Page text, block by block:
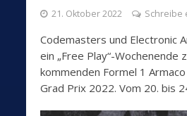
21. Oktober 2022 Schreibe
Codemasters und Electronic
ein „Free Play“-Wochenende
kommenden Formel 1
Grad Prix 2022. Vom 20. bis